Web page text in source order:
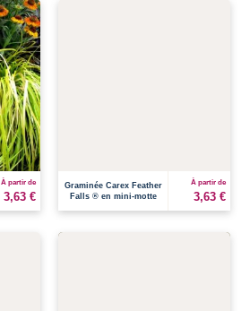
À partir de
3,63 €
Graminée Carex Feather
Falls ® en mini-motte
À partir de
3,63 €